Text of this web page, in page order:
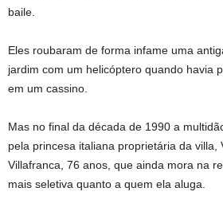
baile.
Eles roubaram de forma infame uma
jardim com um helicóptero quando havia
em um cassino.
Mas no final da década de 1990 a
pela princesa italiana proprietária da villa,
Villafranca, 76 anos, que ainda mora na
mais seletiva quanto a quem ela aluga.